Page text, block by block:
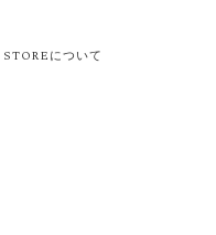
について